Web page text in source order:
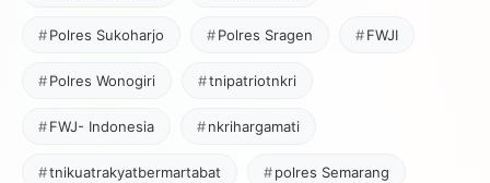
Polres Sukoharjo Polres Sragen FWJI
Polres Wonogiri tnipatriotnkri
FWJ- Indonesia nkrihargamati
tnikuatrakyatbermartabat polres Semarang